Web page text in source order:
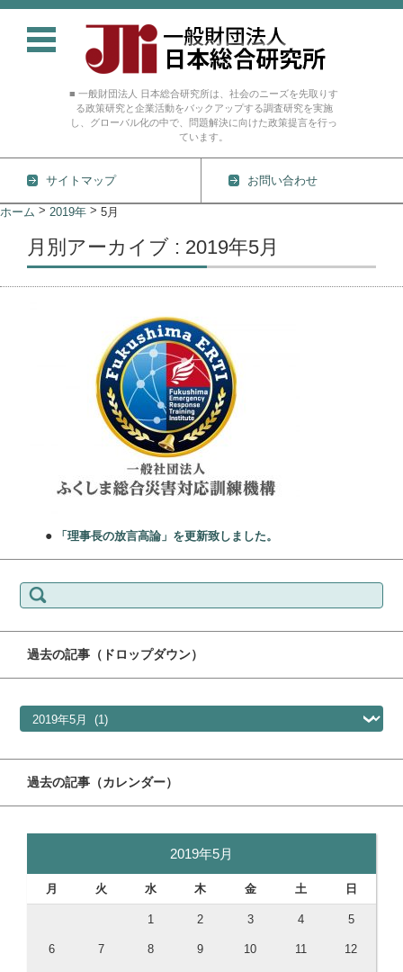
■ 一般財団法人 日本総合研究所は、社会のニーズを先取りす
る政策研究と企業活動をバックアップする調査研究を実施
し、グローバル化の中で、問題解決に向けた政策提言を行っ
ています。
サイトマップ
お問い合わせ
コンテンツに移動
ホーム > 2019年 > 5月
月別アーカイブ : 2019年5月
● 「理事長の放言高論」を更新致しました。
検索:
過去の記事（ドロップダウン）
過去の記事（カレンダー）
2019年5月
月 火 水 木 金 土 日
1 2 3 4 5
6 7 8 9 10 11 12